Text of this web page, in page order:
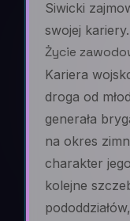
Siwicki
swojej kariery.
Życie
Kariera
droga od
generała
na okres
charakter
kolejne